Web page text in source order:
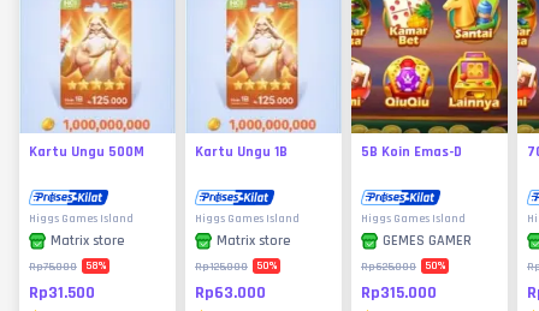
Kartu Ungu 500M
Higgs Games Island
Matrix store
Rp75.000 58%
Rp31.500
Kartu Ungu 1B
Higgs Games Island
Matrix store
Rp125.000 50%
Rp63.000
5B Koin Emas-D
Higgs Games Island
GEMES GAMER
Rp625.000 50%
Rp315.000